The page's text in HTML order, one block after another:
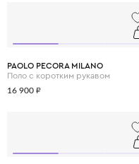
PAOLO PECORA MILANO
Поло с коротким рукавом
16 900 ₽